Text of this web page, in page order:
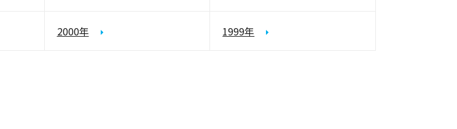
2000年 1999年